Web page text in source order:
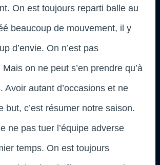
On est toujours reparti balle au
beaucoup de mouvement, il y
d’envie. On n’est pas
on ne peut s’en prendre qu’à
Avoir autant d’occasions et ne
but, c’est résumer notre saison.
ne pas tuer l’équipe adverse
temps. On est toujours